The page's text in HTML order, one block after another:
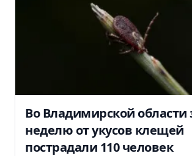
Во Владимирской области
неделю от укусов клещей
пострадали 110 человек